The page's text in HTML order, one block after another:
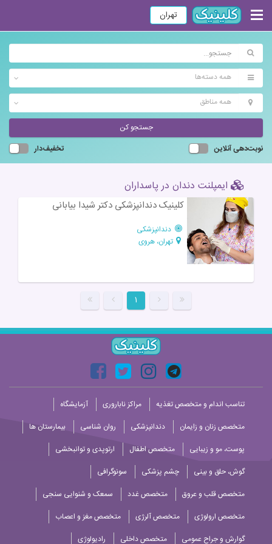
تهران
همه دسته‌ها
همه مناطق
جستجو کن
نوبت‌دهی آنلاین
تخفیف‌دار
ایمپلنت دندان در پاسداران
کلینیک دندانپزشکی دکتر شیدا بیابانی
دندانپزشکی
تهران، هروی
۱
تناسب اندام و متخصص تغذیه مراکز ناباروری
آزمایشگاه
متخصص زنان و زایمان
دندانپزشکی روان شناسی
بیمارستان ها
پوست، مو و زیبایی
متخصص اطفال
ارتوپدی و توانبخشی
گوش، حلق و بینی
چشم پزشکی
سونوگرافی
متخصص قلب و عروق
متخصص غدد
سمعک و شنوایی سنجی
متخصص ارولوژی
متخصص آلرژی
متخصص مغز و اعصاب
گوارش و جراح عمومی
متخصص داخلی رادیولوژی